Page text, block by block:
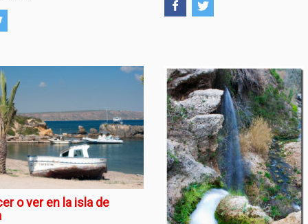
o ver en la isla de